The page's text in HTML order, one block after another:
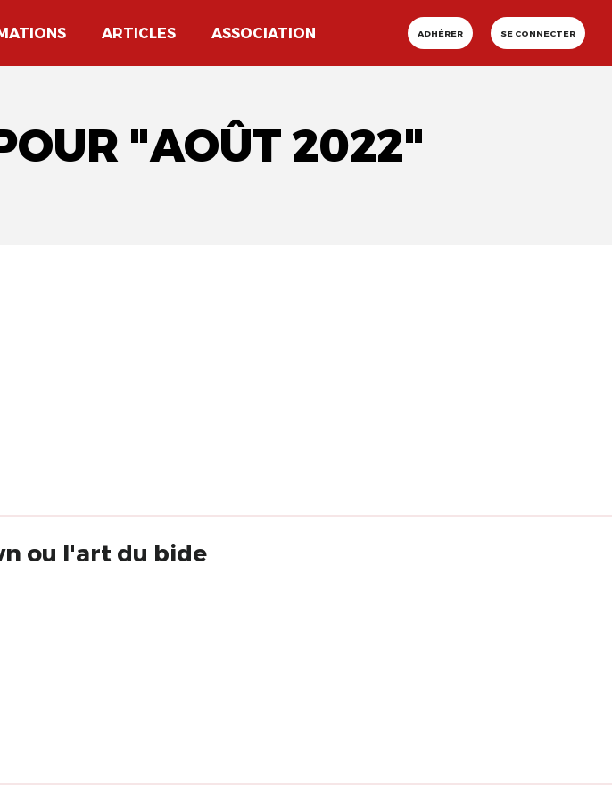
ARTICLES ASSOCIATION ADHÉRER SE CONNECTER
"AOÛT 2022"
ou l'art du bide